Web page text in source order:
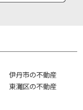
伊丹市の不動産
東灘区の不動産